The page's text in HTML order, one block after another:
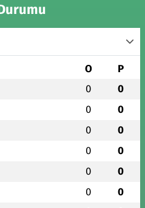
O P
0 0
0 0
0 0
0 0
0 0
0 0